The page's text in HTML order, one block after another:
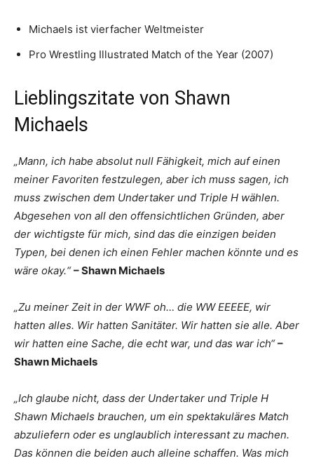
Michaels ist vierfacher Weltmeister
Pro Wrestling Illustrated Match of the Year (2007)
Lieblingszitate von Shawn
Michaels
„Mann, ich habe absolut null Fähigkeit, mich auf einen
meiner Favoriten festzulegen, aber ich muss sagen, ich
muss zwischen dem Undertaker und Triple H wählen.
Abgesehen von all den offensichtlichen Gründen, aber
der wichtigste für mich, sind das die einzigen beiden
Typen, bei denen ich einen Fehler machen könnte und es
wäre okay.“– Shawn Michaels
„Zu meiner Zeit in der WWF oh… die WW EEEEE, wir
hatten alles. Wir hatten Sanitäter. Wir hatten sie alle. Aber
wir hatten eine Sache, die echt war, und das war ich“–
Shawn Michaels
„Ich glaube nicht, dass der Undertaker und Triple H
Shawn Michaels brauchen, um ein spektakuläres Match
abzuliefern oder es unglaublich interessant zu machen.
Das können die beiden auch alleine schaffen. Was mich